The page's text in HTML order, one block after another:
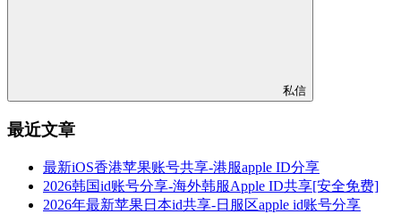
私信
最近文章
最新iOS香港苹果账号共享-港服apple ID分享
2026韩国id账号分享-海外韩服Apple ID共享[安全免费]
2026年最新苹果日本id共享-日服区apple id账号分享